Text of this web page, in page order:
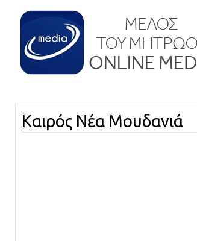
Καιρός Νέα Μουδανιά